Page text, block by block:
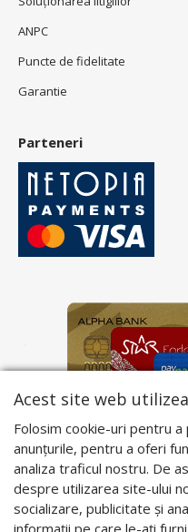
ANPC
Puncte de fidelitate
Garantie
Parteneri
Acest site web
Folosim cookie-uri pentru a
anunțurile, pentru a oferi
analiza traficul nostru. De
despre utilizarea site-ului
socializare, publicitate și
informații pe care le-ați